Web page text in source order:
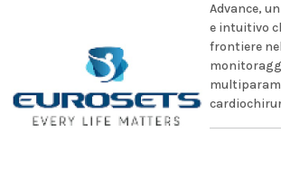
Advance,
e intuitivo
frontiere